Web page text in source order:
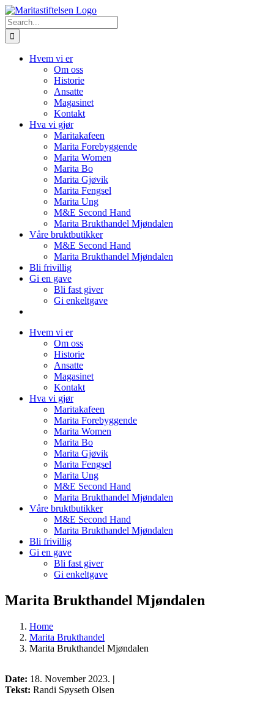
Skip
to
content
Search
for:
Hvem vi er
Om oss
Historie
Ansatte
Magasinet
Kontakt
Hva vi gjør
Maritakafeen
Marita Forebyggende
Marita Women
Marita Bo
Marita Gjøvik
Marita Fengsel
Marita Ung
M&E Second Hand
Marita Brukthandel Mjøndalen
Våre bruktbutikker
M&E Second Hand
Marita Brukthandel Mjøndalen
Bli frivillig
Gi en gave
Bli fast giver
Gi enkeltgave
Hvem vi er
Om oss
Historie
Ansatte
Magasinet
Kontakt
Hva vi gjør
Maritakafeen
Marita Forebyggende
Marita Women
Marita Bo
Marita Gjøvik
Marita Fengsel
Marita Ung
M&E Second Hand
Marita Brukthandel Mjøndalen
Våre bruktbutikker
M&E Second Hand
Marita Brukthandel Mjøndalen
Bli frivillig
Gi en gave
Bli fast giver
Gi enkeltgave
Marita Brukthandel Mjøndalen
Home
Marita Brukthandel
Marita Brukthandel Mjøndalen
Date: 18. November 2023. |
Tekst: Randi Søyseth Olsen